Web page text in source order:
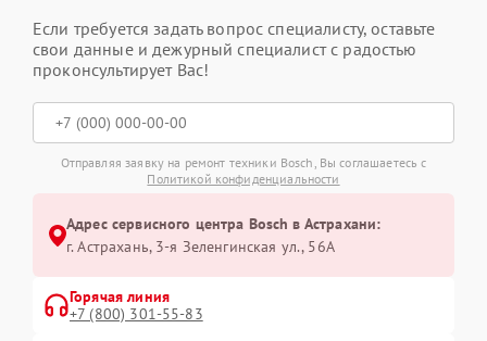
Если требуется задать вопрос специалисту, оставьте
свои данные и дежурный специалист с радостью
проконсультирует Вас!
Отправляя заявку на ремонт техники Bosch, Вы соглашаетесь с
Политикой конфиденциальности
Адрес сервисного центра Bosch в Астрахани:
г. Астрахань, 3-я Зеленгинская ул., 56А
Горячая линия
+7 (800) 301-55-83